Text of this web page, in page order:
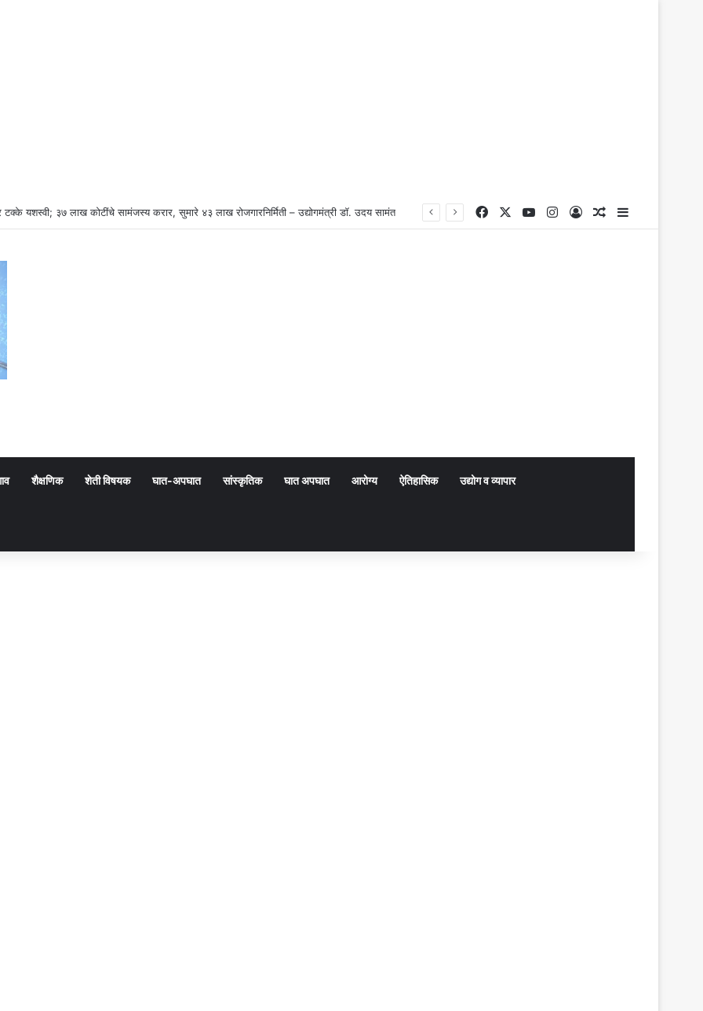
टक्के यशस्वी; ३७ लाख कोटींचे सामंजस्य करार, सुमारे ४३ लाख रोजगारनिर्मिती – उद्योगमंत्री डॉ. उदय सामंत Facebook YouTubeInstagram
Log InRandom Article
शैक्षणिक शेती विषयक घात-अपघात सांस्कृतिक घात अपघात आरोग्य ऐतिहासिक उद्योग व व्यापार